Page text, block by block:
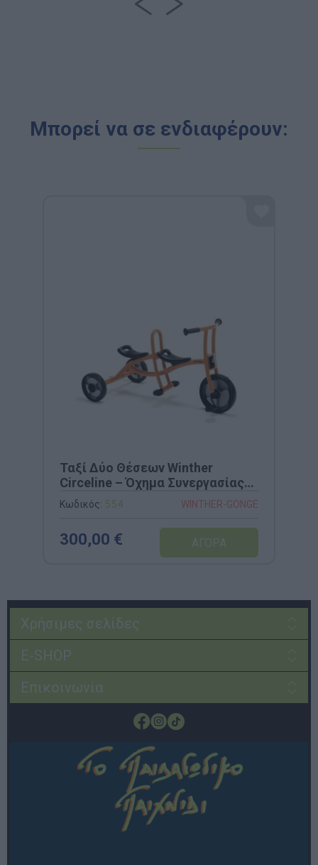
Μπορεί να σε ενδιαφέρουν:
Ταξί Δύο Θέσεων Winther
Circeline – Όχημα Συνεργασίας
(Κωδ. 554)
Κωδικός: 554 WINTHER-GONGE
300,00 €
Χρήσιμες σελίδες
E-SHOP
Επικοινωνία